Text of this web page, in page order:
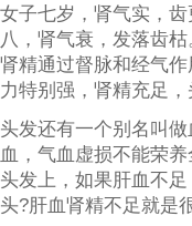
女子七岁，肾气实，
八，肾气衰，发落齿
肾精通过督脉和经气
力特别强，肾精充足
头发还有一个别名叫
血，气血虚损不能荣
头发上，如果肝血不
头?肝血肾精不足就是